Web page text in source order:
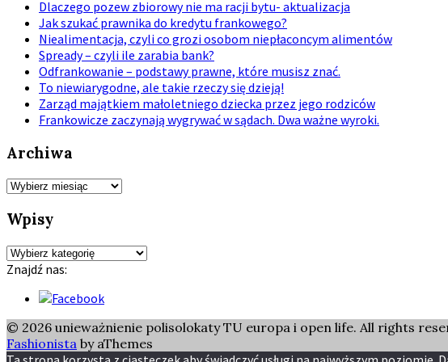
Dlaczego pozew zbiorowy nie ma racji bytu- aktualizacja
Jak szukać prawnika do kredytu frankowego?
Niealimentacja, czyli co grozi osobom niepłaconcym alimentów
Spready – czyli ile zarabia bank?
Odfrankowanie – podstawy prawne, które musisz znać.
To niewiarygodne, ale takie rzeczy się dzieją!
Zarząd majątkiem małoletniego dziecka przez jego rodziców
Frankowicze zaczynają wygrywać w sądach. Dwa ważne wyroki.
Archiwa
Archiwa
Wpisy
Wpisy
Znajdź nas:
© 2026 unieważnienie polisolokaty TU europa i open life. All rights
Fashionista by aThemes